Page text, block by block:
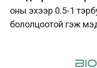
оны эхээр 0.5-1
бололцоотой гэж